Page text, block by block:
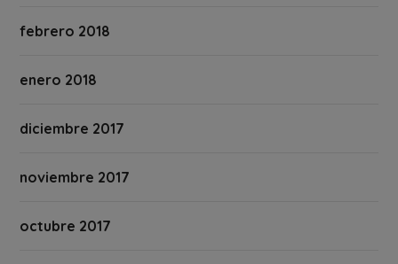
febrero 2018
enero 2018
diciembre 2017
noviembre 2017
octubre 2017